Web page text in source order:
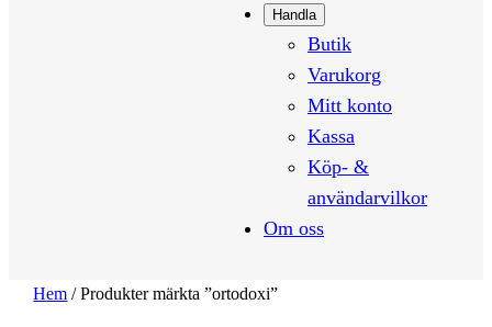
Handla
Butik
Varukorg
Mitt konto
Kassa
Köp- &
användarvilkor
Om oss
Hem / Produkter märkta ”ortodoxi”